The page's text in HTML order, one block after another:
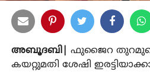
അബൂദബി|
ഫുജൈറ
കയറ്റുമതി ശേഷി